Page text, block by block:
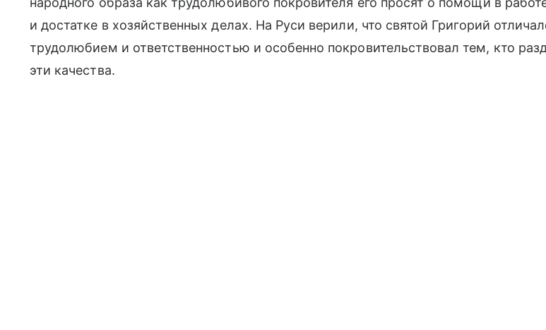
и достатке в хозяйственных делах. На Руси верили, что святой Григорий
трудолюбием и ответственностью и особенно покровительствовал тем, кто
эти качества.